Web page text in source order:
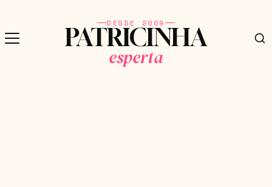
DESDE 2009
PATRICINHA
esperta